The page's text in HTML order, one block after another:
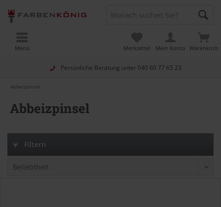
Persönliche Beratung unter 040 60 77 65 23
Warenkorb
Merkzettel Mein Konto
Menü
Abbeizpinsel
Abbeizpinsel
Filtern